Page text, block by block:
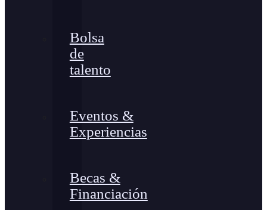
Bolsa
de
talento
Eventos &
Experiencias
Becas &
Financiación